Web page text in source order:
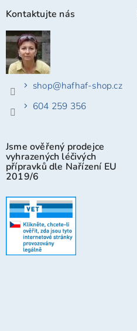
Kontaktujte nás
shop@hafhaf-shop.cz
604 259 356
Jsme ověřený prodejce
vyhrazených léčivých
přípravků dle Nařízení EU
2019/6